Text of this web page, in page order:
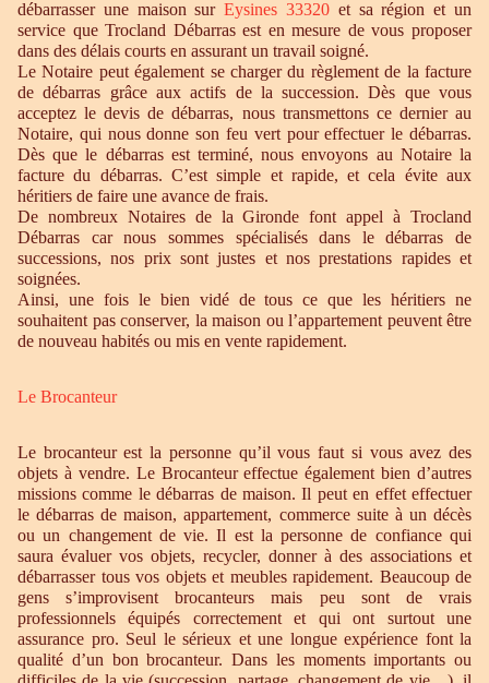
débarrasser une maison surEysines 33320 et sa région et un
service que Trocland Débarras est en mesure de vous proposer
dans des délais courts en assurant un travail soigné.
Le Notaire peut également se charger du règlement de la facture
de débarras grâce aux actifs de la succession. Dès que vous
acceptez le devis de débarras, nous transmettons ce dernier au
Notaire, qui nous donne son feu vert pour effectuer le débarras.
Dès que le débarras est terminé, nous envoyons au Notaire la
facture du débarras. C’est simple et rapide, et cela évite aux
héritiers de faire une avance de frais.
De nombreux Notaires de la Gironde font appel à Trocland
Débarras car nous sommes spécialisés dans le débarras de
successions, nos prix sont justes et nos prestations rapides et
soignées.
Ainsi, une fois le bien vidé de tous ce que les héritiers ne
souhaitent pas conserver, la maison ou l’appartement peuvent être
de nouveau habités ou mis en vente rapidement.
Le Brocanteur
Le brocanteur est la personne qu’il vous faut si vous avez des
objets à vendre. Le Brocanteur effectue également bien d’autres
missions comme le débarras de maison. Il peut en effet effectuer
le débarras de maison, appartement, commerce suite à un décès
ou un changement de vie. Il est la personne de confiance qui
saura évaluer vos objets, recycler, donner à des associations et
débarrasser tous vos objets et meubles rapidement. Beaucoup de
gens s’improvisent brocanteurs mais peu sont de vrais
professionnels équipés correctement et qui ont surtout une
assurance pro. Seul le sérieux et une longue expérience font la
qualité d’un bon brocanteur. Dans les moments importants ou